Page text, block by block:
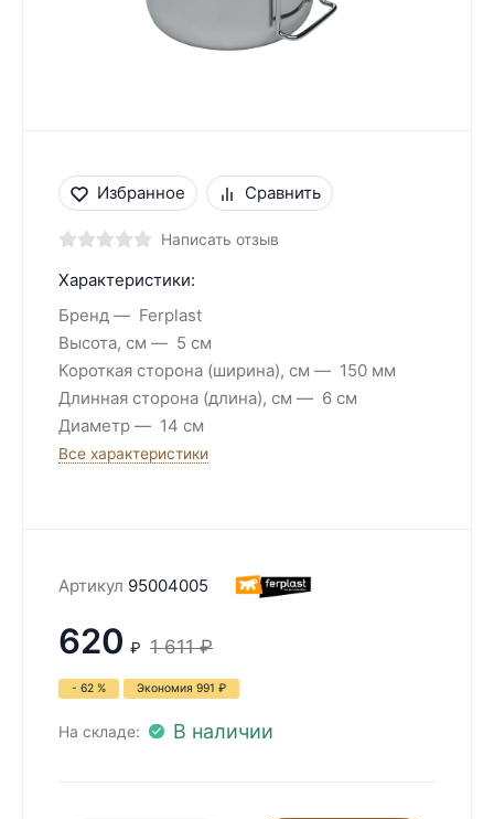
Избранное Сравнить
Написать отзыв
Характеристики:
Бренд
Ferplast
Высота, см
5 см
Короткая сторона (ширина), см
150 мм
Длинная сторона (длина), см
6 см
Диаметр
14 см
Все характеристики
Артикул 95004005
620 ₽ 1 611 ₽
- 62 % Экономия 991 ₽
На складе: В наличии